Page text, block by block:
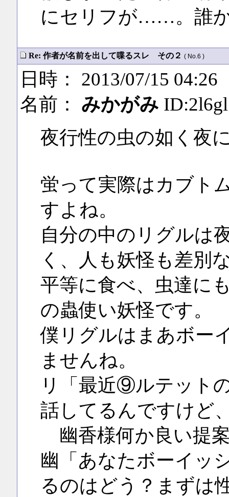
にセリフが……。誰
Re: 作者が名前を出して喋るスレ その２ ( No.6 )
日時： 2013/07/15 04:26
名前： みかがみ
夜行性の虫の如く夜
蛍って実際はカブト
すよね。
自分の中のリグルは
く、人も妖怪も差別
平等に食べ、虫達に
の蟲使い妖怪です。
僕リグルはまあボー
ませんね。
リ「最近⑨ルテット
話してるんですけど
幽香様何か良い提
幽「あなたボーイッ
るのはどう？まずは